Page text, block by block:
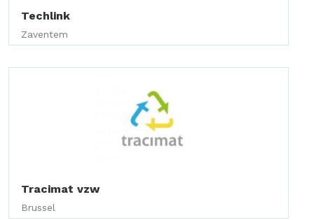
Techlink
Zaventem
Tracimat vzw
Brussel